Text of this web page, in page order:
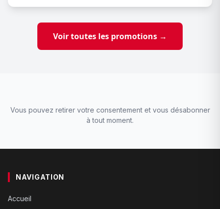
Voir toutes les promotions →
Vous pouvez retirer votre consentement et vous désabonner
à tout moment.
NAVIGATION
Accueil